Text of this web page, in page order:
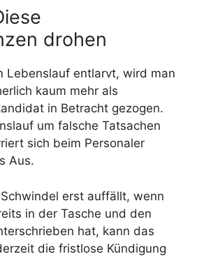
drohen
Lebenslauf entlarvt, wird man
kaum mehr als
in Betracht gezogen.
um falsche Tatsachen
sich beim Personaler
Aus.
erst auffällt, wenn
in der Tasche und den
hat, kann das
die fristlose Kündigung